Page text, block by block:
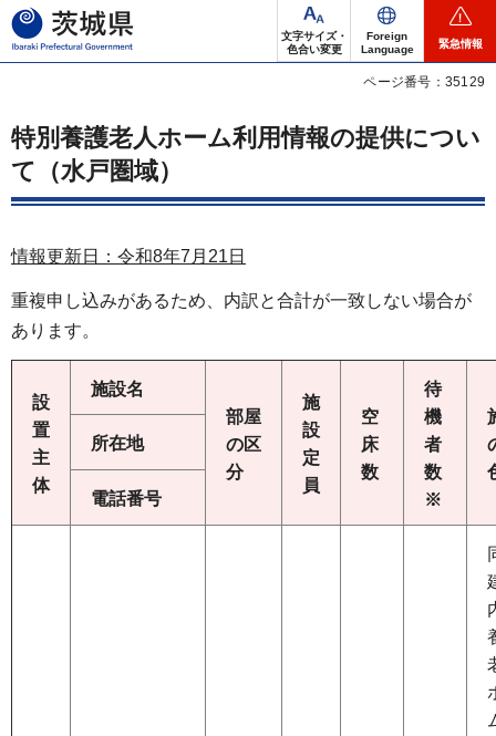
茨城県
文字サイズ・
色合い変更
Foreign
Language
緊急情報
ページ番号：35129
特別養護老人ホーム利用情報の提供につい
て（水戸圏域）
情報更新日：令和8年7 月21 日
重複申し込みがあるため、内訳と合計が一致しない場合が
あります。
設
置
主
体
施設名
部屋
の区
分
施
設
定
員
空
床
数
待
機
者
数
※
所在地
電話番号